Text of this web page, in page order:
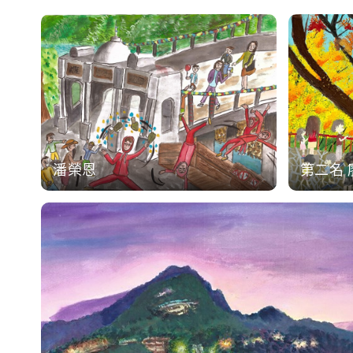
潘榮恩 第二名